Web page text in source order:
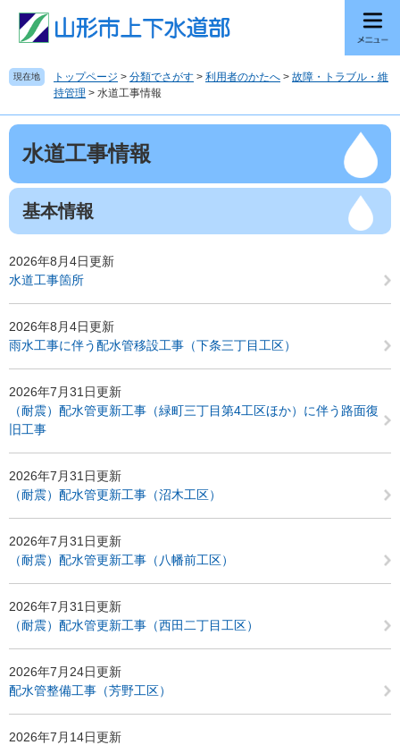
の
先
ー
を
本
文
現在地 トップページ > 分類でさがす > 利用者のかたへ > 故障・トラブル・維
持管理 > 水道工事情報
本
水道工事情報
基本情報
2026年8月4日更新
水道工事箇所
2026年8月4日更新
雨水工事に伴う配水管移設工事（下条三丁目工区）
2026年7月31日更新
（耐震）配水管更新工事（緑町三丁目第4工区ほか）に伴う路面復
旧工事
2026年7月31日更新
（耐震）配水管更新工事（沼木工区）
2026年7月31日更新
（耐震）配水管更新工事（八幡前工区）
2026年7月31日更新
（耐震）配水管更新工事（西田二丁目工区）
2026年7月24日更新
配水管整備工事（芳野工区）
2026年7月14日更新